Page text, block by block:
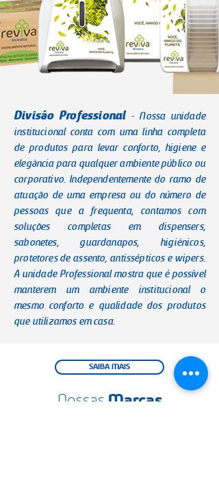
Divisão Professional- Nossa unidade
institucional conta com uma linha completa
de produtos para levar conforto, higiene e
elegância para qualquer ambiente público ou
corporativo. Independentemente do ramo de
atuação de uma empresa ou do número de
pessoas que a frequenta, contamos com
soluções completas em dispensers,
sabonetes, guardanapos, higiênicos,
protetores de assento, antissépticos e wipers.
A unidade Professional mostra que é possível
manterem um ambiente institucional o
mesmo conforto e qualidade dos produtos
que utilizamos em casa.
SAIBA MAIS
Nossas Marcas